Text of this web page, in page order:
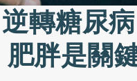
轉糖尿
胖是關